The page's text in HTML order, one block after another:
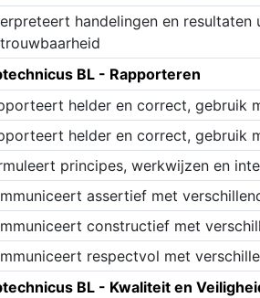
handelingen en
BL - Rapporteren
helder en correct, gebruik
helder en correct, gebruik
principes, werkwijzen en
assertief met
constructief met
respectvol met
BL - Kwaliteit en